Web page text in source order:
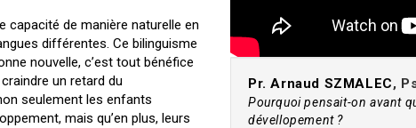
capacité de manière naturelle en
différentes. Ce bilinguisme
nouvelle, c’est tout bénéfice
un retard du
seulement les enfants
mais qu’en plus, leurs
Pr. Arnaud SZMALEC,
Pourquoi pensait-on avant
dévellopement ?